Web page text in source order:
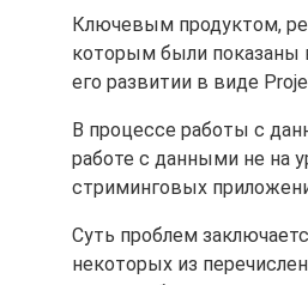
Ключевым продуктом,
которым были показаны
его развитии в виде
В процессе работы с
работе с данными не на
стриминговых
Суть проблем
некоторых из